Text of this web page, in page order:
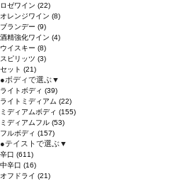
ロゼワイン (22)
オレンジワイン (8)
ブランデー (9)
酒精強化ワイン (4)
ウイスキー (8)
スピリッツ (3)
セット (21)
●ボディで選ぶ▼
ライトボディ (39)
ライトミディアム (22)
ミディアムボディ (155)
ミディアムフル (53)
フルボディ (157)
●テイストで選ぶ▼
辛口 (611)
中辛口 (16)
オフドライ (21)